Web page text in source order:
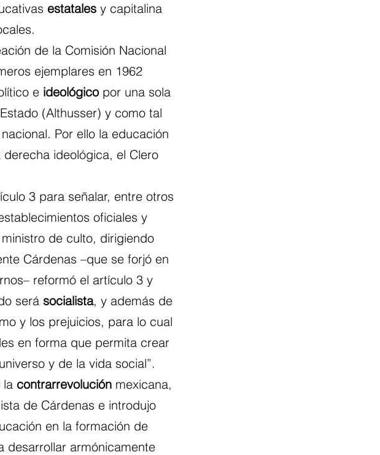
estatales y capitalina
de la Comisión Nacional
ejemplares en 1962
e ideológico por una sola
(Althusser) y como tal
Por ello la educación
derecha ideológica, el Clero
3 para señalar, entre otros
oficiales y
de culto, dirigiendo
Cárdenas –que se forjó en
reformó el artículo 3 y
será socialista, y además de
y los prejuicios, para lo cual
en forma que permita crear
y de la vida social”.
la contrarrevolución mexicana,
de Cárdenas e introdujo
en la formación de
desarrollar armónicamente